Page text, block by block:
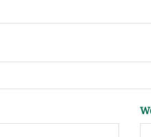
এর চাকরির লিখিত